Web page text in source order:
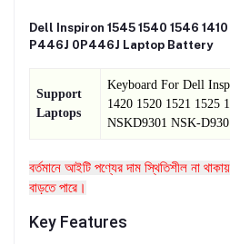
Dell Inspiron 1545 1540 1546 1410
P446J 0P446J Laptop Battery
Support
Laptops
Keyboard For Dell
1420 1520 1521 1525
NSKD9301 NSK-
বর্তমানে আইটি পণ্যের দাম স্থিতিশীল না
বাড়তে পারে।
Key Features